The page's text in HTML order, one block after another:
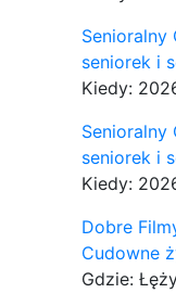
Senioralny
seniorek i
Kiedy:
Senioralny
seniorek i
Kiedy:
Dobre
Cudowne
Gdzie: